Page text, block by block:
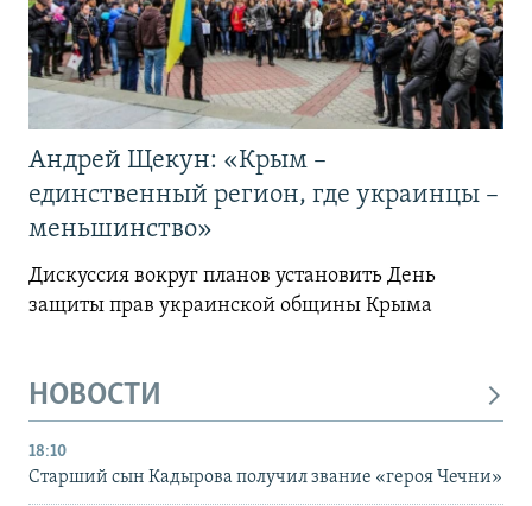
Андрей Щекун: «Крым –
единственный регион, где украинцы –
меньшинство»
Дискуссия вокруг планов установить День
защиты прав украинской общины Крыма
НОВОСТИ
18:10
Старший сын Кадырова получил звание «героя Чечни»